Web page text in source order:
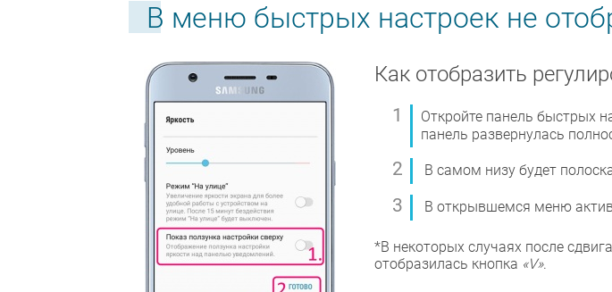
В меню быстрых настроек не
Как отобразить
Откройте панель быстрых
панель развернулась
В самом низу будет
В открывшемся меню
*В некоторых случаях после
отобразилась кнопка «V».